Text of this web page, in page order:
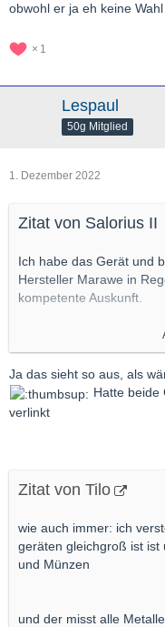
obwohl er ja eh keine
1
Lespaul
50g Mitglied
1. Dezember 2022
Zitat von Salorius II
Ich habe das Gerät und
Hersteller Marawe in
kompetente Auskunft.
...
Warum redest Du immer
Ja das sieht so aus, als
Hatte beide
verlinkt
Zitat von Tilo
wie auch immer: ich
geräten gleichgroß ist ist
und Münzen
und der misst alle